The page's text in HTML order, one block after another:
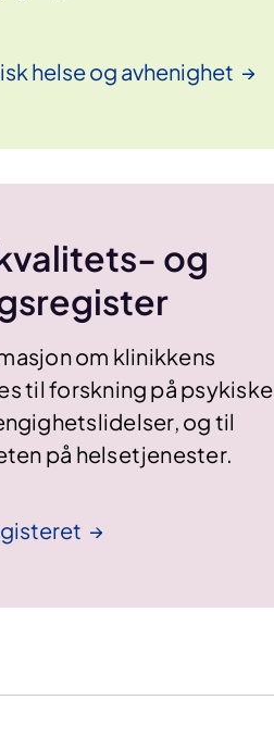
helse og avhenighet
og
om klinikkens
til forskning på psykiske
og til
på helsetjenester.